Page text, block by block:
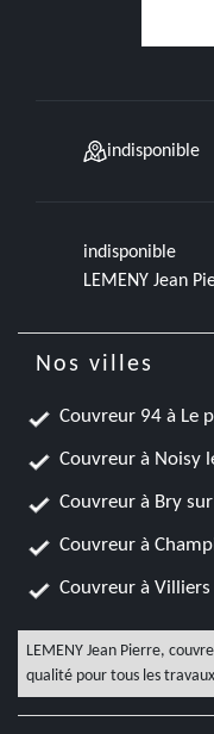
indisponible
indisponible
LEMENY Jean
Nos villes
Couvreur 94 à Le
Couvreur à Noisy
Couvreur à Bry
Couvreur à
Couvreur à
LEMENY Jean Pierre,
qualité pour tous les